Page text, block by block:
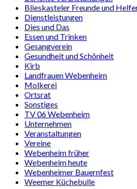
Blieskasteler Freunde und
Dienstleistungen
Dies und Das
Essen und Trinken
Gesangverein
Gesundheit und Schönheit
Kirb
Landfrauen Webenheim
Molkerei
Ortsrat
Sonstiges
TV 06 Webenheim
Unternehmen
Veranstaltungen
Vereine
Webenheim früher
Webenheim heute
Webenheimer Bauernfest
Weemer Küchebulle